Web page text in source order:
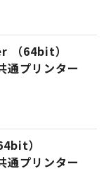
（64bit）
プリンター
）
プリンター